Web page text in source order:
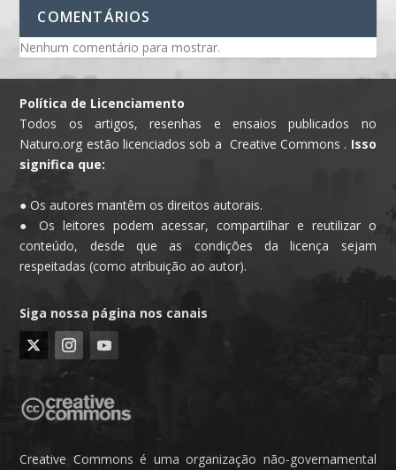
COMENTÁRIOS
Nenhum comentário para mostrar.
Política de Licenciamento
Todos os artigos, resenhas e ensaios publicados no
Naturo.org estão licenciados sob a Creative Commons . Isso
significa que:
● Os autores mantêm os direitos autorais.
● Os leitores podem acessar, compartilhar e reutilizar o
conteúdo, desde que as condições da licença sejam
respeitadas (como atribuição ao autor).
Siga nossa página nos canais
Creative Commons é uma organização não-governamental